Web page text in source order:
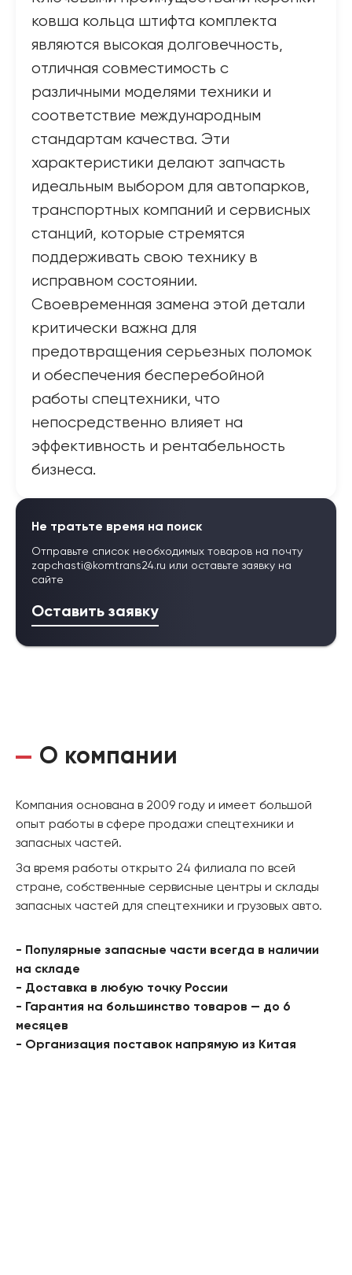
ковша кольца штифта комплекта
являются высокая долговечность,
отличная совместимость с
различными моделями техники и
соответствие международным
стандартам качества. Эти
характеристики делают запчасть
идеальным выбором для автопарков,
транспортных компаний и сервисных
станций, которые стремятся
поддерживать свою технику в
исправном состоянии.
Своевременная замена этой детали
критически важна для
предотвращения серьезных поломок
и обеспечения бесперебойной
работы спецтехники, что
непосредственно влияет на
эффективность и рентабельность
бизнеса.
Не тратьте время на поиск
Отправьте список необходимых товаров на почту
zapchasti@komtrans24.ru или оставьте заявку на
сайте
Оставить заявку
О компании
Компания основана в 2009 году и имеет большой
опыт работы в сфере продажи спецтехники и
запасных частей.
За время работы открыто 24 филиала по всей
стране, собственные сервисные центры и склады
запасных частей для спецтехники и грузовых авто.
- Популярные запасные части всегда в наличии
на складе
- Доставка в любую точку России
- Гарантия на большинство товаров — до 6
месяцев
- Организация поставок напрямую из Китая